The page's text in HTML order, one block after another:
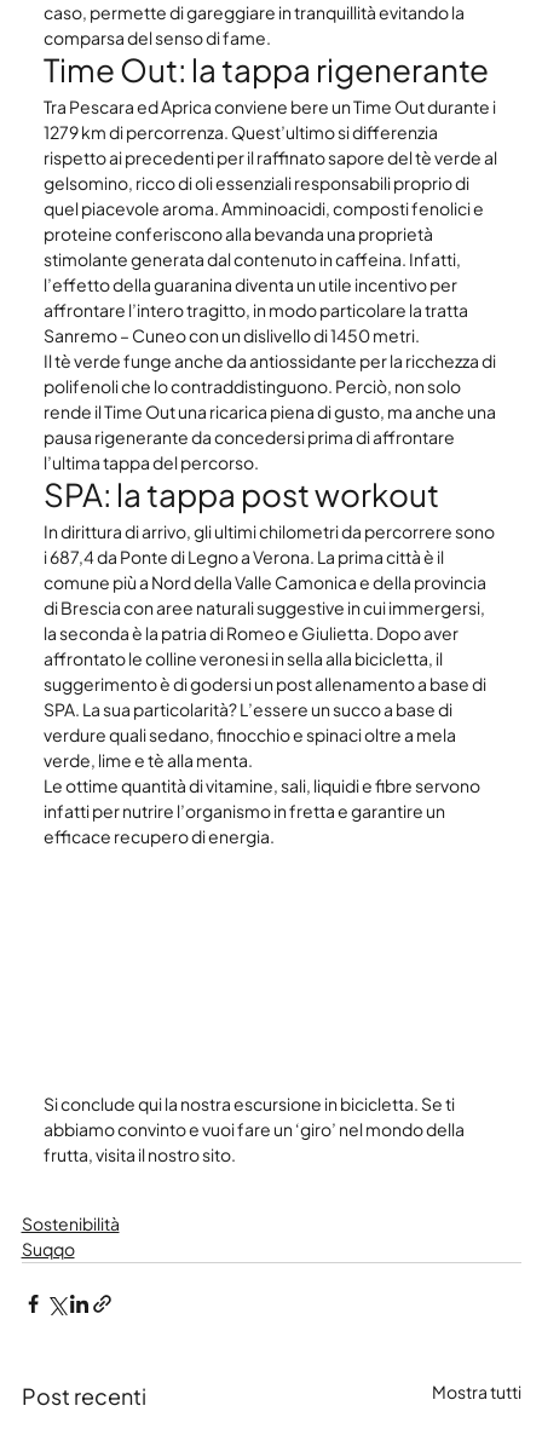
caso, permette di gareggiare in tranquillità evitando la
comparsa del senso di fame.
Time Out: la tappa rigenerante
Tra Pescara ed Aprica conviene bere un Time Out durante i
1279 km di percorrenza. Quest’ultimo si differenzia
rispetto ai precedenti per il raffinato sapore del tè verde al
gelsomino, ricco di oli essenziali responsabili proprio di
quel piacevole aroma. Amminoacidi, composti fenolici e
proteine conferiscono alla bevanda una proprietà
stimolante generata dal contenuto in caffeina. Infatti,
l’effetto della guaranina diventa un utile incentivo per
affrontare l’intero tragitto, in modo particolare la tratta
Sanremo – Cuneo con un dislivello di 1450 metri.
Il tè verde funge anche da antiossidante per la ricchezza di
polifenoli che lo contraddistinguono. Perciò, non solo
rende il Time Out una ricarica piena di gusto, ma anche una
pausa rigenerante da concedersi prima di affrontare
l’ultima tappa del percorso.
SPA: la tappa post workout
In dirittura di arrivo, gli ultimi chilometri da percorrere sono
i 687,4 da Ponte di Legno a Verona. La prima città è il
comune più a Nord della Valle Camonica e della provincia
di Brescia con aree naturali suggestive in cui immergersi,
la seconda è la patria di Romeo e Giulietta. Dopo aver
affrontato le colline veronesi in sella alla bicicletta, il
suggerimento è di godersi un post allenamento a base di
SPA. La sua particolarità? L’essere un succo a base di
verdure quali sedano, finocchio e spinaci oltre a mela
verde, lime e tè alla menta.
Le ottime quantità di vitamine, sali, liquidi e fibre servono
infatti per nutrire l’organismo in fretta e garantire un
efficace recupero di energia.
Si conclude qui la nostra escursione in bicicletta. Se ti
abbiamo convinto e vuoi fare un ‘giro’ nel mondo della
frutta, visita il nostro sito.
Sostenibilità
Suqqo
Post recenti Mostra tutti